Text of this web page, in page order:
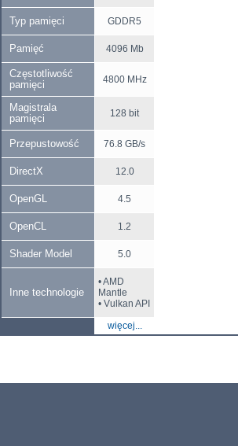
Typ pamięci GDDR5
Pamięć 4096 Mb
Częstotliwość
pamięci
4800 MHz
Magistrala
pamięci
128 bit
Przepustowość 76.8 GB/s
DirectX 12.0
OpenGL 4.5
OpenCL 1.2
Shader Model 5.0
Inne technologie
• AMD
Mantle
• Vulkan API
więcej...